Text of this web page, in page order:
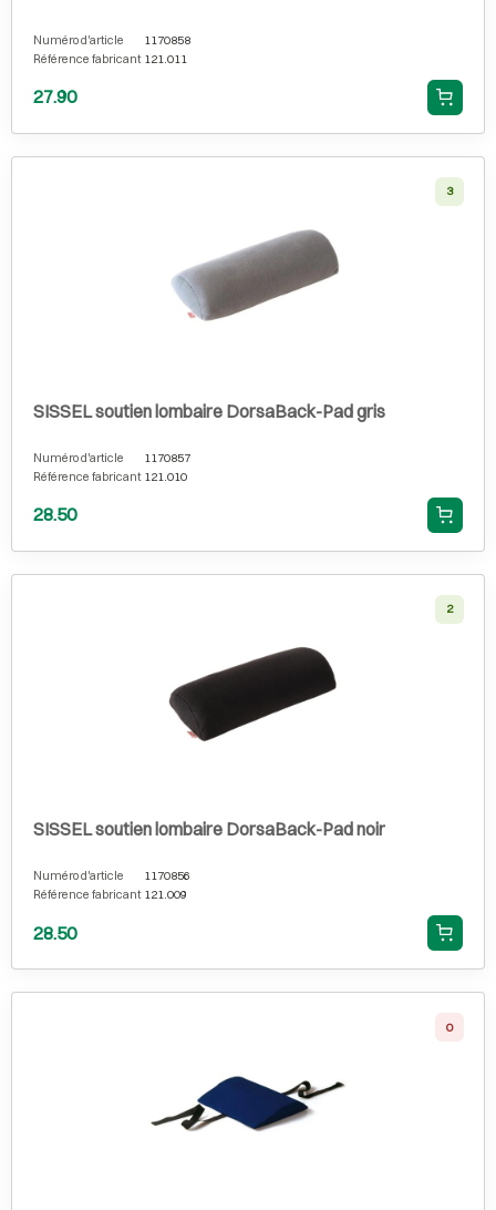
Numéro d'article
1170858
Référence fabricant 121.011
27.90
3
SISSEL soutien lombaire DorsaBack-Pad gris
Numéro d'article
1170857
Référence fabricant 121.010
28.50
2
SISSEL soutien lombaire DorsaBack-Pad noir
Numéro d'article
1170856
Référence fabricant 121.009
28.50
0